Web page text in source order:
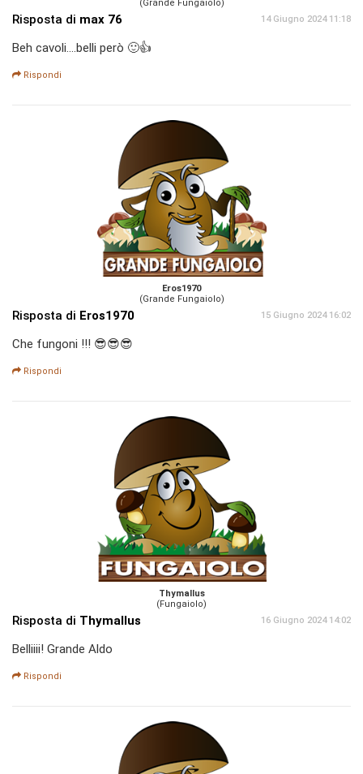
(Grande Fungaiolo)
Risposta di max 76 14 Giugno 2024 11:18
Beh cavoli....belli però 🙂👍
Rispondi
Eros1970
(Grande Fungaiolo)
Risposta di Eros1970 15 Giugno 2024 16:02
Che fungoni !!! 😎😎😎
Rispondi
Thymallus
(Fungaiolo)
Risposta di Thymallus 16 Giugno 2024 14:02
Belliiii! Grande Aldo
Rispondi